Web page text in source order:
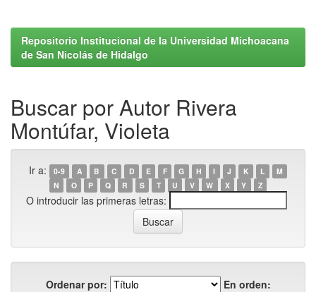
Repositorio Institucional de la Universidad Michoacana
de San Nicolás de Hidalgo
Buscar por Autor Rivera
Montúfar, Violeta
Ir a: 0-9 A B C D E F G H I J K L
M
N
O P Q R S T U V W X Y Z
O introducir las primeras letras:
Ordenar por:
En orden: